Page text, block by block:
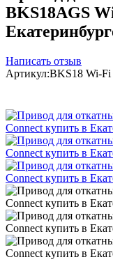
BKS18AGS
Написать отзыв
Артикул:BKS18 Wi-